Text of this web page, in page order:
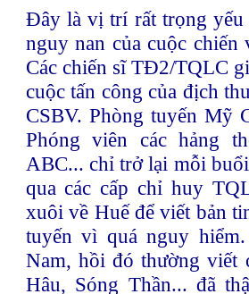
Đây là vị trí rất trọng
nguy nan của cuộc
Các chiến sĩ TĐ2/TQLC
cuộc tấn công của địch
CSBV. Phòng tuyến Mỹ
Phóng viên các hảng
ABC... chỉ trở lại mỗi
qua các cấp chỉ huy
xuôi về Huế để viết bản
tuyến vì quá nguy
Nam, hồi đó thường viết
Hâu, Sóng Thần... đã